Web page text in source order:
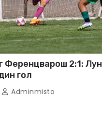
Ференцварош 2:1:
гол
Adminmisto